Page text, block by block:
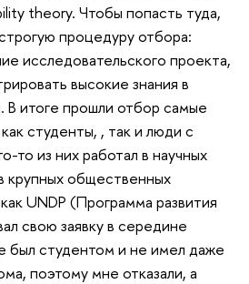
theory. Чтобы попасть туда,
процедуру отбора:
исследовательского проекта,
высокие знания в
В итоге прошли отбор самые
студенты, , так и люди с
то из них работал в научных
крупных общественных
UNDP (Программа развития
свою заявку в середине
был студентом и не имел даже
поэтому мне отказали, а